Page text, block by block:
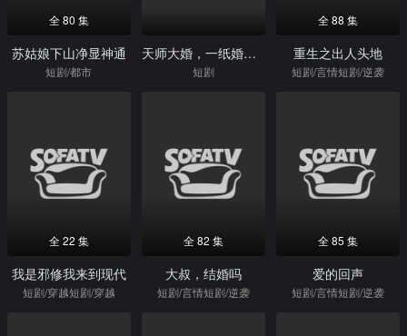
全 80 集
苏姑娘下山净显神通
短剧/都市
天师大婚，一纸婚书惊天动地
短剧
全 88 集
重生之出人头地
短剧/言情短剧/逆袭
全 22 集
我是邪修我来到现代
短剧/穿越短剧/穿越
全 82 集
大叔，结婚吗
短剧/言情短剧/逆袭
全 85 集
爱的回声
短剧/言情短剧/逆袭